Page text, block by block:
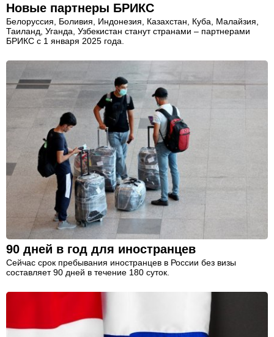
Новые партнеры БРИКС
Белоруссия, Боливия, Индонезия, Казахстан, Куба, Малайзия,
Таиланд, Уганда, Узбекистан станут странами – партнерами
БРИКС с 1 января 2025 года.
90 дней в год для иностранцев
Сейчас срок пребывания иностранцев в России без визы
составляет 90 дней в течение 180 суток.